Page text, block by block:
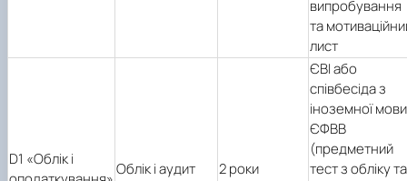
випробування
та
лист
D1 «Облік і
Облік і аудит 2 роки
ЄВІ або
співбесіда з
іноземної
ЄФВВ
(предметний
тест з обліку та